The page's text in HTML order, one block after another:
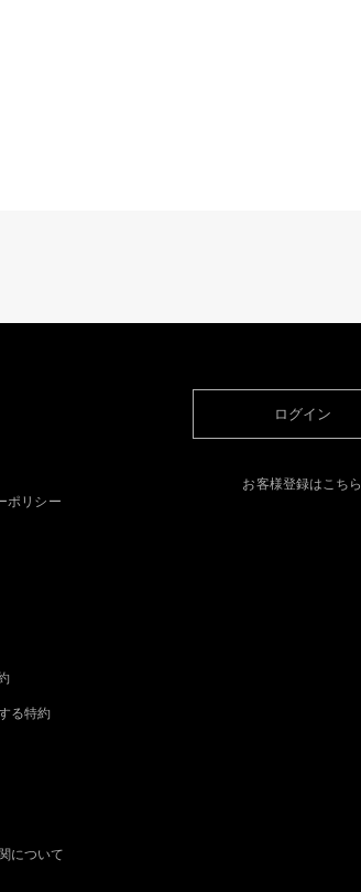
ポリシー
る特約
について
ログイン
お客様登録はこちら